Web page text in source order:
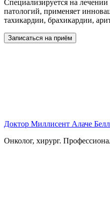
Специализируется на
патологий, применяет
тахикардии, брахикардии,
Записаться на приём
Доктор Миллисент Алаче
Онколог, хирург.